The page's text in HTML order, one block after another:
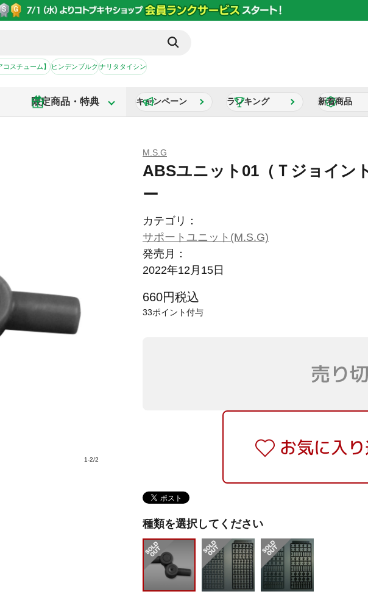
コスチューム】ヒンデンブルクナリタタイシン
限定商品・特典 キャンペーン ランキング 新着商品
1-2/2
M.S.G
ABSユニット01（Ｔジョイン
ー
カテゴリ：
サポートユニット(M.S.G)
発売月：
2022年12月15日
660円税込
33ポイント付与
種類を選択してください